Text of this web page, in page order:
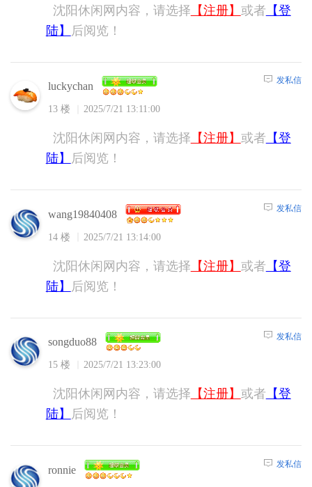
沈阳休闲网内容，请选择 【注册】 或者 【登
陆】
后阅览！
luckychan
13 楼 2025/7/21 13:11:00
发私信
沈阳休闲网内容，请选择 【注册】 或者 【登
陆】
后阅览！
wang19840408
14 楼 2025/7/21 13:14:00
发私信
沈阳休闲网内容，请选择 【注册】 或者 【登
陆】
后阅览！
songduo88
15 楼 2025/7/21 13:23:00
发私信
沈阳休闲网内容，请选择 【注册】 或者 【登
陆】
后阅览！
ronnie 发私信